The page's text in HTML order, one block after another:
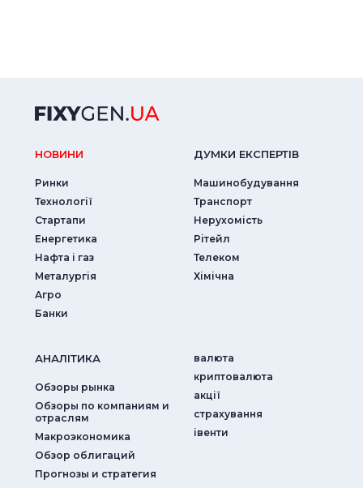
НОВИНИ
Ринки
Технології
Стартапи
Енергетика
Нафта і газ
Металургія
Агро
Банки
ДУМКИ ЕКСПЕРТIВ
Машинобудування
Транспорт
Нерухомість
Рітейл
Телеком
Хімічна
АНАЛIТИКА
Обзоры рынка
Обзоры по компаниям и
отраслям
Макроэкономика
Обзор облигаций
Прогнозы и стратегия
валюта
криптовалюта
акції
страхування
iвенти